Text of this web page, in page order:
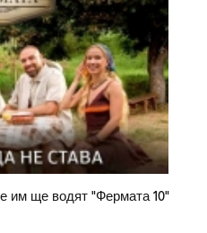
им ще водят "Фермата 10"